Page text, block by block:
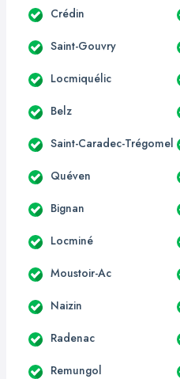
Crédin
Saint-Gouvry
Locmiquélic
Belz
Saint-Caradec-Trégomel
Quéven
Bignan
Locminé
Moustoir-Ac
Naizin
Radenac
Remungol